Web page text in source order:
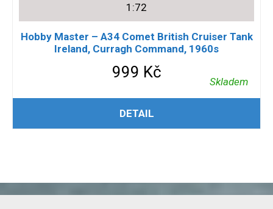
1:72
Hobby Master – A34 Comet British Cruiser Tank
Ireland, Curragh Command, 1960s
999 Kč
Skladem
PŘIDAT DO KOŠÍKU
DETAIL